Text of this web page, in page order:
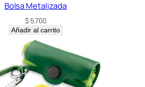
Bolsa Metalizada
$5.700
Añadir al carrito